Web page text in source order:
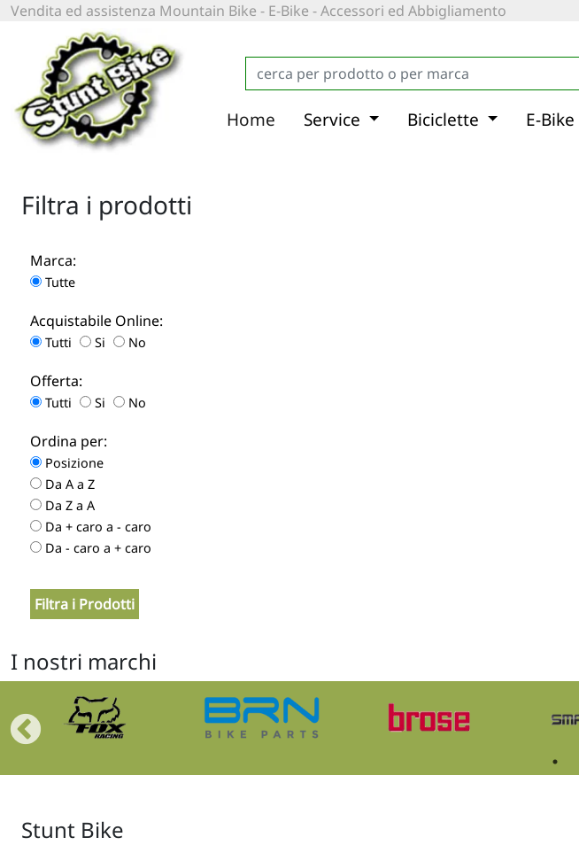
Vendita ed assistenza Mountain Bike - E-Bike - Accessori ed Abbigliamento
Home Service Biciclette E-Bike
Filtra i prodotti
Marca:
Tutte
Acquistabile Online:
Tutti Si No
Offerta:
Tutti Si No
Ordina per:
Posizione
Da A a Z
Da Z a A
Da + caro a - caro
Da - caro a + caro
I nostri marchi
Stunt Bike